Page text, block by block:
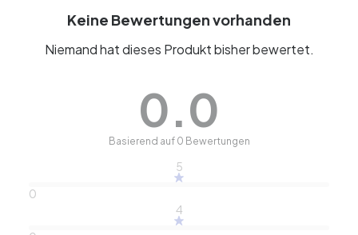
Keine Bewertungen vorhanden
Niemand hat dieses Produkt bisher bewertet.
0.0
Basierend auf 0 Bewertungen
5
0
4